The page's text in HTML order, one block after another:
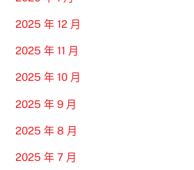
2025 年 12 月
2025 年 11 月
2025 年 10 月
2025 年 9 月
2025 年 8 月
2025 年 7 月